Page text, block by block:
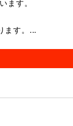
ます。
ます。...